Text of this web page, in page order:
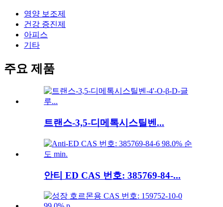
영양 보조제
건강 증진제
아피스
기타
주요 제품
트랜스-3,5-디메톡시스틸벤...
안티 ED CAS 번호: 385769-84-...